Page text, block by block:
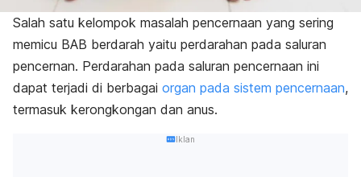
Salah satu kelompok masalah pencernaan yang sering
memicu BAB berdarah yaitu perdarahan pada saluran
pencernan. Perdarahan pada saluran pencernaan ini
dapat terjadi di berbagai organ pada sistem pencernaan,
termasuk kerongkongan dan anus.
Iklan